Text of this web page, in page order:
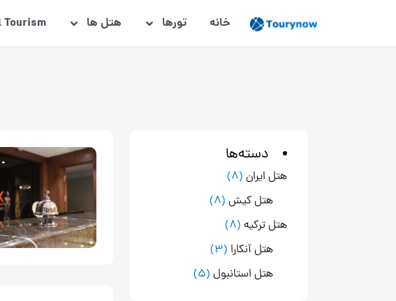
خانه تورها هتل ها Tourism
دسته‌ها
هتل ایران (8)
هتل کیش (8)
هتل ترکیه (8)
هتل آنکارا (3)
هتل استانبول (5)